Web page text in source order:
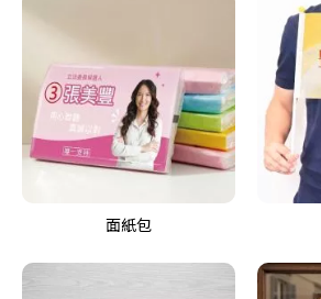
面紙包